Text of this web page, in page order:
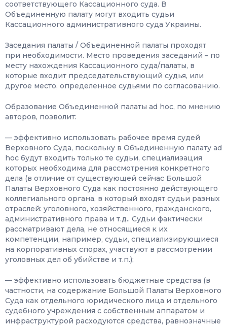
соответствующего Кассационного суда. В
Объединенную палату могут входить судьи
Кассационного административного суда Украины.
Заседания палаты / Объединенной палаты проходят
при необходимости. Место проведения заседаний – по
месту нахождения Кассационного суда/палаты, в
которые входит председательствующий судья, или
другое место, определенное судьями по согласованию.
Образование Объединенной палаты ad hoc, по мнению
авторов, позволит:
— эффективно использовать рабочее время судей
Верховного Суда, поскольку в Объединенную палату ad
hoc будут входить только те судьи, специализация
которых необходима для рассмотрения конкретного
дела (в отличие от существующей сейчас Большой
Палаты Верховного Суда как постоянно действующего
коллегиального органа, в который входят судьи разных
отраслей: уголовного, хозяйственного, гражданского,
административного права и т.д.. Судьи фактически
рассматривают дела, не относящиеся к их
компетенции, например, судьи, специализирующиеся
на корпоративных спорах, участвуют в рассмотрении
уголовных дел об убийстве и т.п.);
— эффективно использовать бюджетные средства (в
частности, на содержание Большой Палаты Верховного
Суда как отдельного юридического лица и отдельного
судебного учреждения с собственным аппаратом и
инфраструктурой расходуются средства, равнозначные